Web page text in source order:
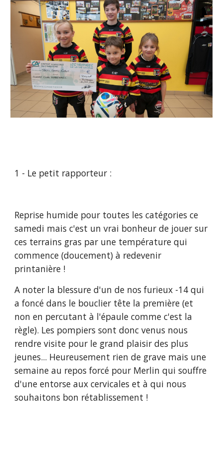
1 - Le petit rapporteur :
Reprise humide pour toutes les catégories ce
samedi mais c'est un vrai bonheur de jouer sur
ces terrains gras par une température qui
commence (doucement) à redevenir
printanière !
A noter la blessure d'un de nos furieux -14 qui
a foncé dans le bouclier tête la première (et
non en percutant à l'épaule comme c'est la
règle). Les pompiers sont donc venus nous
rendre visite pour le grand plaisir des plus
jeunes... Heureusement rien de grave mais une
semaine au repos forcé pour Merlin qui souffre
d'une entorse aux cervicales et à qui nous
souhaitons bon rétablissement !